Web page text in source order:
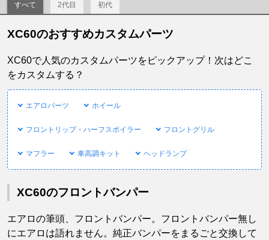
すべて 2代目 初代
XC60のおすすめカスタムパーツ
XC60で人気のカスタムパーツをピックアップ！次はどこ
をカスタムする？
エアロパーツ ホイール
フロントリップ・ハーフスポイラー フロントグリル
マフラー 車高調キット ヘッドランプ
XC60のフロントバンパー
エアロの筆頭、フロントバンパー。フロントバンパー無し
にエアロは語れません。純正バンパーをまるごと交換して